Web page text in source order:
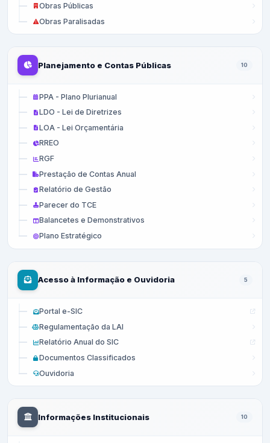
Obras Públicas
Obras Paralisadas
Planejamento e Contas Públicas 10
PPA - Plano Plurianual
LDO - Lei de Diretrizes
LOA - Lei Orçamentária
RREO
RGF
Prestação de Contas Anual
Relatório de Gestão
Parecer do TCE
Balancetes e Demonstrativos
Plano Estratégico
Acesso à Informação e Ouvidoria 5
Portal e-SIC
Regulamentação da LAI
Relatório Anual do SIC
Documentos Classificados
Ouvidoria
Informações Institucionais 10